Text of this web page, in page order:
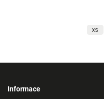
XS
Informace